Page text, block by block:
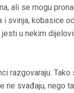
ali se mogu
i svinja, kobasice
u nekim
razgovaraju.
ne svađaju, nego